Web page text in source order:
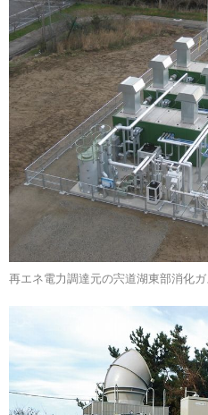
再エネ電力調達元の宍道湖東部消化ガ